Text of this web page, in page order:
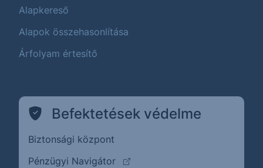
Alapkereső
Alapok összehasonlítása
Árfolyam értesítő
Befektetések védelme
Biztonsági központ
Pénzügyi Navigátor
(külső oldalra ugrik)